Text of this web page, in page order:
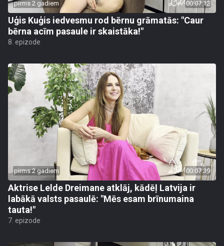
pirms 2 gadiem 00:07:12
Uģis Kuģis iedvesmu rod bērnu grāmatās: "Caur
bērna acīm pasaule ir skaistāka!"
8. epizode
pirms 2 gadiem 00:07:39
Aktrise Lelde Dreimane atklāj, kādēļ Latvija ir
labākā valsts pasaulē: "Mēs esam brīnumaina
tauta!"
7. epizode